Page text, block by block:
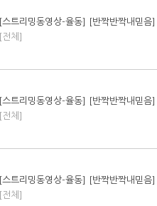
[스트리밍동영상-율동] [반짝반짝내믿
[전체]
[스트리밍동영상-율동] [반짝반짝내믿
[전체]
[스트리밍동영상-율동] [반짝반짝내믿음
[전체]